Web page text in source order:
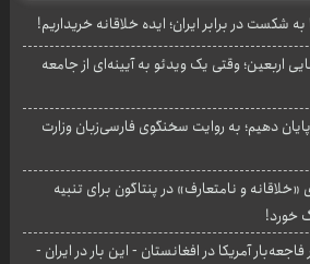
به شکست در برابر ایران؛ ایده خلاقانه خریداریم!
اربعین؛ وقتی یک ویدئو به آیینه‌ای از جامعه
دهیم؛ به روایت سخنگوی فارسی‌زبان وزارت
و نامتعارف» در پنتاگون برای تنبیه
خورد!
فاجعه‌بار آمریکا در افغانستان - این بار در ایران -